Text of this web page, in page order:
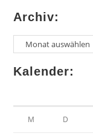
Archiv:
Kalender:
M D